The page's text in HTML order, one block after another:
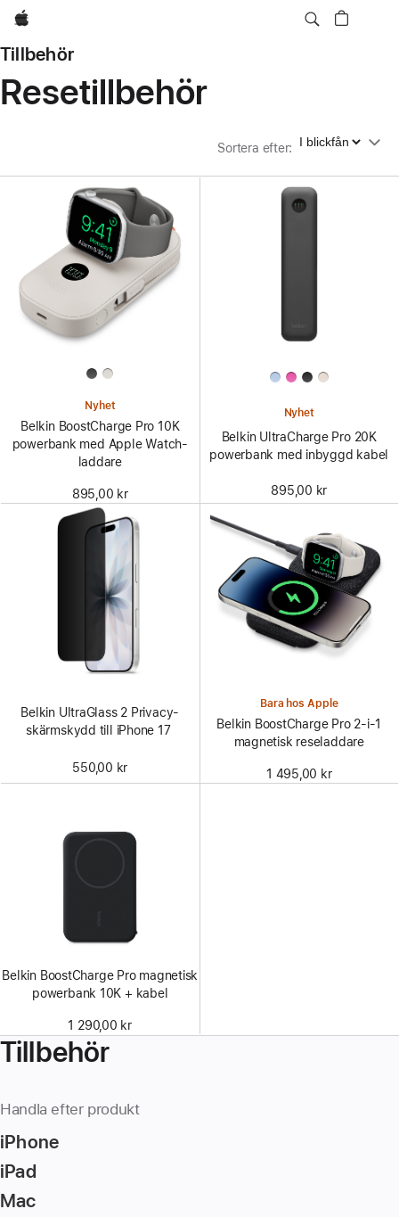
Apple
Tillbehör
Resetillbehör
Sortera efter: Sortera efter
Nyhet
Belkin BoostCharge Pro 10K
powerbank med Apple Watch-
laddare
895,00 kr
Nyhet
Belkin UltraCharge Pro 20K
powerbank med inbyggd kabel
895,00 kr
Belkin UltraGlass 2 Privacy-
skärmskydd till iPhone 17
550,00 kr
Bara hos Apple
Belkin BoostCharge Pro 2-i-1
magnetisk reseladdare
1 495,00 kr
Belkin BoostCharge Pro magnetisk
powerbank 10K + kabel
1 290,00 kr
Tillbehör
Handla efter produkt
iPhone
iPad
Mac